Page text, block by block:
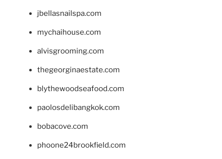
jbellasnailspa.com
mychaihouse.com
alvisgrooming.com
thegeorginaestate.com
blythewoodseafood.com
paolosdelibangkok.com
bobacove.com
phoone24brookfield.com